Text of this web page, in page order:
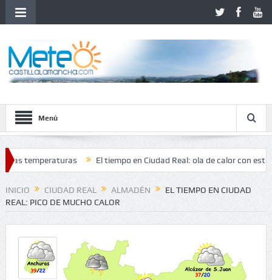
Menú
El tiempo en Ciudad Real: ola de calor con estabilidad y
INICIO CIUDAD REAL ALMADÉN
EL TIEMPO EN CIUDAD
REAL: PICO DE MUCHO CALOR